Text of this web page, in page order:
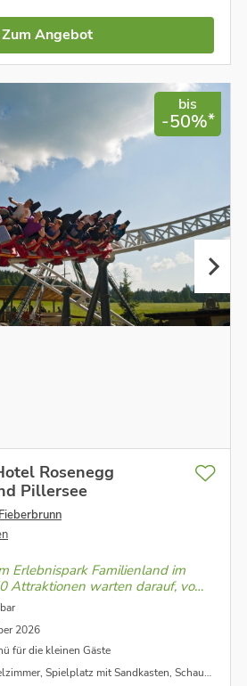
Zum Angebot
bis
-50%*
Rosenegg
Pillersee
Fieberbrunn
Erlebnispark Familienland im
Attraktionen warten darauf, von
entdeckt zu werden. Spiel, Spaß
Familie in St. Jakob.
2026
für die kleinen Gäste
Spielplatz mit Sandkasten, Schaukel und Rutsche